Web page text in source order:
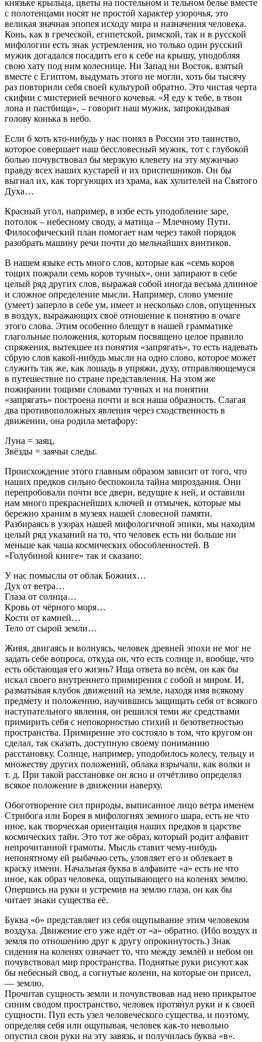
князьке крыльца, цветы на постельном и тельном белье вместе
с полотенцами носят не простой характер узорочья, это
великая значная эпопея исходу мира и назначения человека.
Конь, как в греческой, египетской, римской, так и в русской
мифологии есть знак устремления, но только один русский
мужик догадался посадить его к себе на крышу, уподобляя
свою хату под ним колеснице. Ни Запад ни Восток, взятый
вместе с Египтом, выдумать этого не могли, хоть бы тысячу
раз повторили себя своей культурой обратно. Это чистая черта
скифии с мистерией вечного кочевья. «Я еду к тебе, в твои
лона и пастбища», – говорит наш мужик, запрокидывая
голову конька в небо.
Если б хоть кто-нибудь у нас понял в России это таинство,
которое совершает наш бессловесный мужик, тот с глубокой
болью почувствовал бы мерзкую клевету на эту мужичью
правду всех наших кустарей и их приспешников. Он бы
выгнал их, как торгующих из храма, как хулителей на Святого
Духа…
Красный угол, например, в избе есть уподобление заре,
потолок – небесному своду, а матица – Млечному Пути.
Философический план помогает нам через такой порядок
разобрать машину речи почти до мельчайших винтиков.
В нашем языке есть много слов, которые как «семь коров
тощих пожрали семь коров тучных», они запирают в себе
целый ряд других слов, выражая собой иногда весьма длинное
и сложное определение мысли. Например, слово умение
(умеет) заперло в себе ум, имеет и несколько слов, опущенных
в воздух, выражающих своё отношение к понятию в очаге
этого слова. Этим особенно блещут в нашей грамматике
глагольные положения, которым посвящено целое правило
спряжения, вытекшее из понятия «запрягать», то есть надевать
сбрую слов какой-нибудь мысли на одно слово, которое может
служить так же, как лошадь в упряжи, духу, отправляющемуся
в путешествие по стране представления. На этом же
пожирании тощими словами тучных и на понятии
«запрягать» построена почти и вся наша образность. Слагая
два противоположных явления через сходственность в
движении, она родила метафору:
Луна = заяц,
Звёзды = заячьи следы.
Происхождение этого главным образом зависит от того, что
наших предков сильно беспокоила тайна мироздания. Они
перепробовали почти все двери, ведущие к ней, и оставили
нам много прекраснейших ключей и отмычек, которые мы
бережно храним в музеях нашей словесной памяти.
Разбираясь в узорах нашей мифологичной эпики, мы находим
целый ряд указаний на то, что человек есть ни больше ни
меньше как чаша космических обособленностей. В
«Голубиной книге» так и сказано:
У нас помыслы от облак Божиих…
Дух от ветра…
Глаза от солнца…
Кровь от чёрного моря…
Кости от камней…
Тело от сырой земли…
Живя, двигаясь и волнуясь, человек древней эпохи не мог не
задать себе вопроса, откуда он, что есть солнце и, вообще, что
есть обстающая его жизнь? Ища ответа во всём, он как бы
искал своего внутреннего примирения с собой и миром. И,
разматывая клубок движений на земле, находя имя всякому
предмету и положению, научившись защищать себя от всякого
наступательного явления, он решился теми же средствами
примирить себя с непокорностью стихий и безответностью
пространства. Примирение это состояло в том, что кругом он
сделал, так сказать, доступную своему пониманию
расстановку. Солнце, например, уподобилось колесу, тельцу и
множеству других положений, облака взрычали, как волки и
т. д. При такой расстановке он ясно и отчётливо определял
всякое положение в движении наверху.
Обоготворение сил природы, выписанное лицо ветра именем
Стрибога или Борея в мифологиях земного шара, есть не что
иное, как творческая ориентация наших предков в царстве
космических тайн. Это тот же образ, который родит алфавит
непрочитанной грамоты. Мысль ставит чему-нибудь
непонятному ей рыбачью сеть, уловляет его и облекает в
краску имени. Начальная буква в алфавите «а» есть не что
иное, как образ человека, ощупывающего на коленях землю.
Опершись на руки и устремив на землю глаза, он как бы
читает знаки существа её.
Буква «б» представляет из себя ощупывание этим человеком
воздуха. Движение его уже идёт от «а» обратно. (Ибо воздух и
земля по отношению друг к другу опрокинутость.) Знак
сидения на коленях означает то, что между землёй и небом он
почувствовал мир пространства. Поднятые руки рисуют как
бы небесный свод, а согнутые колени, на которые он присел,
— землю.
Прочитав сущность земли и почувствовав над нею прикрытое
синим сводом пространство, человек протянул руки и к своей
сущности. Пуп есть узел человеческого существа, и поэтому,
определяя себя или ощупывая, человек как-то невольно
опустил свои руки на эту завязь, и получилась буква «в».